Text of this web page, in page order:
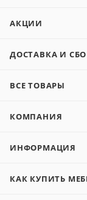
АКЦИИ
ДОСТАВКА И
ВСЕ ТОВАРЫ
КОМПАНИЯ
ИНФОРМАЦИЯ
КАК КУПИТЬ